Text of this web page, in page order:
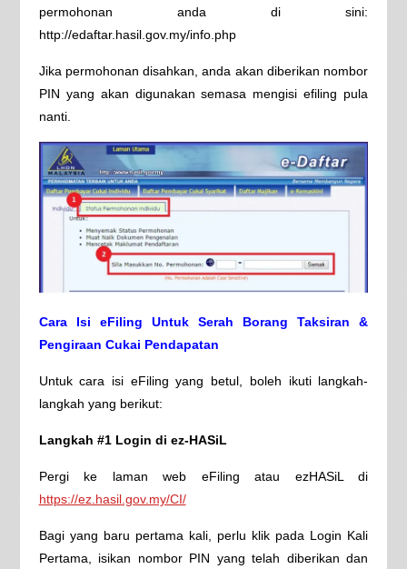
permohonan anda di sini:
http://edaftar.hasil.gov.my/info.php
Jika permohonan disahkan, anda akan diberikan nombor
PIN yang akan digunakan semasa mengisi efiling pula
nanti.
Cara Isi eFiling Untuk Serah Borang Taksiran &
Pengiraan Cukai Pendapatan
Untuk cara isi eFiling yang betul, boleh ikuti langkah-
langkah yang berikut:
Langkah #1 Login di ez-HASiL
Pergi ke laman web eFiling atau ezHASiL di
https://ez.hasil.gov.my/CI/
Bagi yang baru pertama kali, perlu klik pada Login Kali
Pertama, isikan nombor PIN yang telah diberikan dan